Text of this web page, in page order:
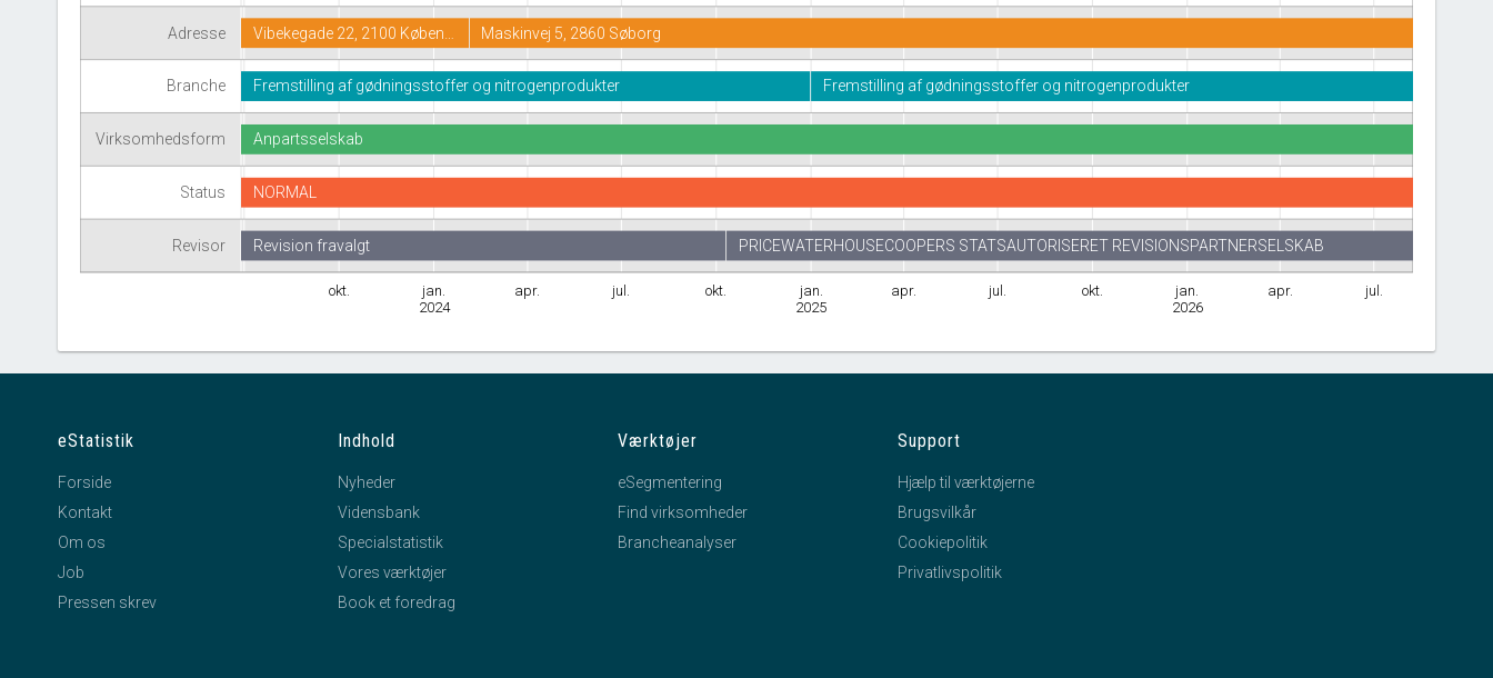
Adresse
Branche
Virksomhedsform
Status
Revisor
okt.
jan.
2024
apr. jul. okt.
jan.
2025
apr. jul. okt.
jan.
2026
apr. jul.
Vibekegade 22, 2100 Køben… Maskinvej 5, 2860 Søborg
Fremstilling af gødningsstoffer og nitrogenprodukter Fremstilling af gødningsstoffer og nitrogenprodukter
Anpartsselskab
NORMAL
PRICEWATERHOUSECOOPERS STATSAUTORISERET REVISIONSPARTNERSELSKAB
Revision fravalgt
eStatistik
Forside
Kontakt
Om os
Job
Pressen skrev
Indhold
Nyheder
Vidensbank
Specialstatistik
Vores værktøjer
Book et foredrag
Værktøjer
eSegmentering
Find virksomheder
Brancheanalyser
Support
Hjælp til værktøjerne
Brugsvilkår
Cookiepolitik
Privatlivspolitik